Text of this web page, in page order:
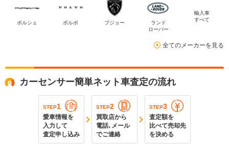
ポルシェ ボルボ プジョー
ランド
ローバー
輸入車
すべて
全てのメーカーを見る
カーセンサー簡単ネット車査定の流れ
STEP1
愛車情報を
入力して
査定申し込み
STEP2
買取店から
電話､メール
でご連絡
STEP3
査定額を
比べて売却先
を決める